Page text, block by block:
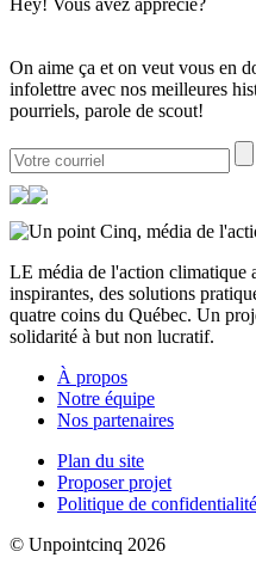
Hey! Vous avez apprécié?
On aime ça et on veut vous en
infolettre avec nos meilleures
pourriels, parole de scout!
LE média de l'action climatique
inspirantes, des solutions
quatre coins du Québec. Un
solidarité à but non lucratif.
À propos
Notre équipe
Nos partenaires
Plan du site
Proposer projet
Politique de confidentialité
© Unpointcinq 2026